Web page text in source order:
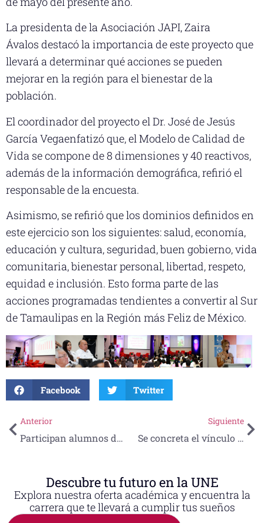
La presidenta de la Asociación JAPI, Zaira
Ávalos destacó la importancia de este proyecto que
llevará a determinar qué acciones se pueden
mejorar en la región para el bienestar de la
población.
El coordinador del proyecto el Dr. José de Jesús
García Vegaenfatizó que, el Modelo de Calidad de
Vida se compone de 8 dimensiones y 40 reactivos,
además de la información demográfica, refirió el
responsable de la encuesta.
Asimismo, se refirió que los dominios definidos en
este ejercicio son los siguientes: salud, economía,
educación y cultura, seguridad, buen gobierno, vida
comunitaria, bienestar personal, libertad, respeto,
equidad e inclusión. Esto forma parte de las
acciones programadas tendientes a convertir al Sur
de Tamaulipas en la Región más Feliz de México.
Facebook Twitter
Anterior
Participan alumnos de LCF en la primera sesión de Club de Finanzas
Siguiente
Se concreta el vínculo UNIVERSIA-UNE
Descubre tu futuro en la UNE
Explora nuestra oferta académica y encuentra la
carrera que te llevará a cumplir tus sueños